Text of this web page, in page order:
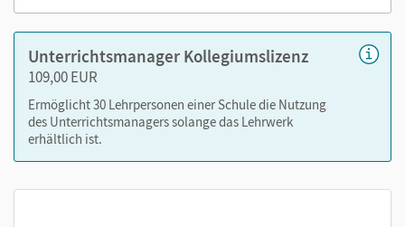
Unterrichtsmanager Kollegiumslizenz
109,00 EUR
Ermöglicht 30 Lehrpersonen einer Schule die Nutzung
des Unterrichtsmanagers solange das Lehrwerk
erhältlich ist.